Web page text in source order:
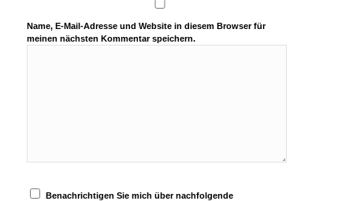
Name, E-Mail-Adresse und Website in diesem Browser für
meinen nächsten Kommentar speichern.
Benachrichtigen Sie mich über nachfolgende